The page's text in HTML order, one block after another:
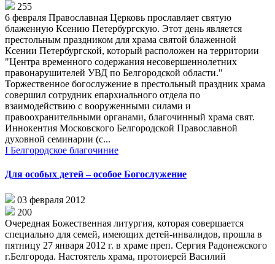
255
6 февраля Православная Церковь прославляет святую
блаженную Ксению Петербургскую. Этот день является
престольным праздником для храма святой блаженной
Ксении Петербургской, который расположен на территории
"Центра временного содержания несовершеннолетних
правонарушителей УВД по Белгородской области."
Торжественное богослужение в престольный праздник храма
совершил сотрудник епархиального отдела по
взаимодействию с вооруженными силами и
правоохранительными органами, благочинный храма свят.
Иннокентия Московского Белгородской Православной
духовной семинарии (с...
I Белгородское благочиние
Для особых детей – особое Богослужение
03 февраля 2012
200
Очередная Божественная литургия, которая совершается
специально для семей, имеющих детей-инвалидов, прошла в
пятницу 27 января 2012 г. в храме преп. Сергия Радонежского
г.Белгорода. Настоятель храма, протоиерей Василий